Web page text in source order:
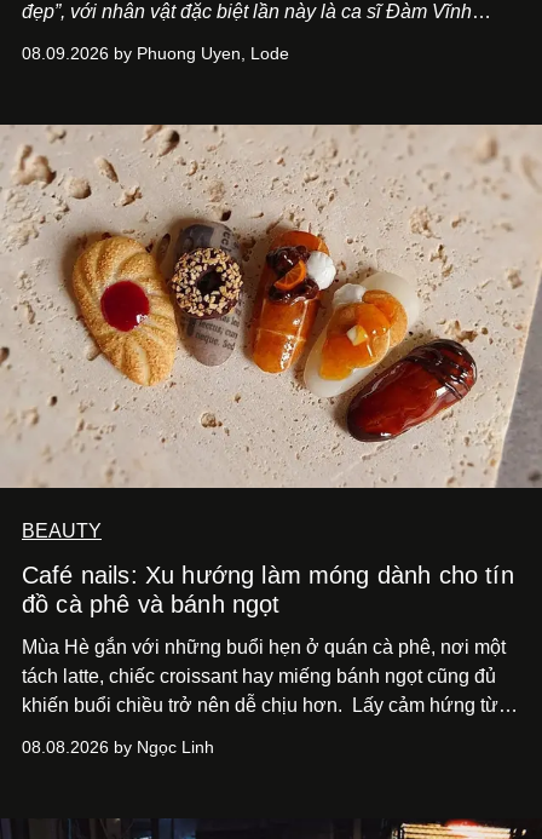
đẹp”, với nhân vật đặc biệt lần này là ca sĩ Đàm Vĩnh
Cà Phê Cà Pháo mang dấu ấn Indochine hoài niệm, thu
08.09.2026 by Phuong Uyen, Lode
BEAUTY
Café nails: Xu hướng làm móng dành cho tín
đồ cà phê và bánh ngọt
Mùa Hè gắn với những buổi hẹn ở quán cà phê, nơi một
tách latte, chiếc croissant hay miếng bánh ngọt cũng đủ
khiến buổi chiều trở nên dễ chịu hơn.
Lấy cảm hứng từ
sử dụng bảng màu nâu sữa, kem, trắng ngà cùng những
quán cà phê. Dưới đây là những mẫu nail được yêu thích
08.08.2026 by Ngọc Linh